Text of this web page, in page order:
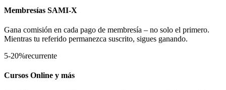
Membresías SAMI-X
Gana comisión en cada pago de membresía – no solo el primero.
Mientras tu referido permanezca suscrito, sigues ganando.
5-20%recurrente
Cursos Online y más